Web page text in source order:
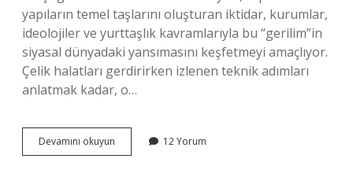
yapıların temel taşlarını oluşturan iktidar, kurumlar,
ideolojiler ve yurttaşlık kavramlarıyla bu “gerilim”in
siyasal dünyadaki yansımasını keşfetmeyi amaçlıyor.
Çelik halatları gerdirirken izlenen teknik adımları
anlatmak kadar, o…
Devamını okuyun
halat
12 Yorum